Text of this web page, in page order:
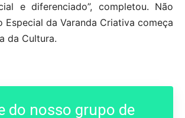
e diferenciado”, completou. Não
Especial da Varanda Criativa começa
da Cultura.
do nosso grupo de